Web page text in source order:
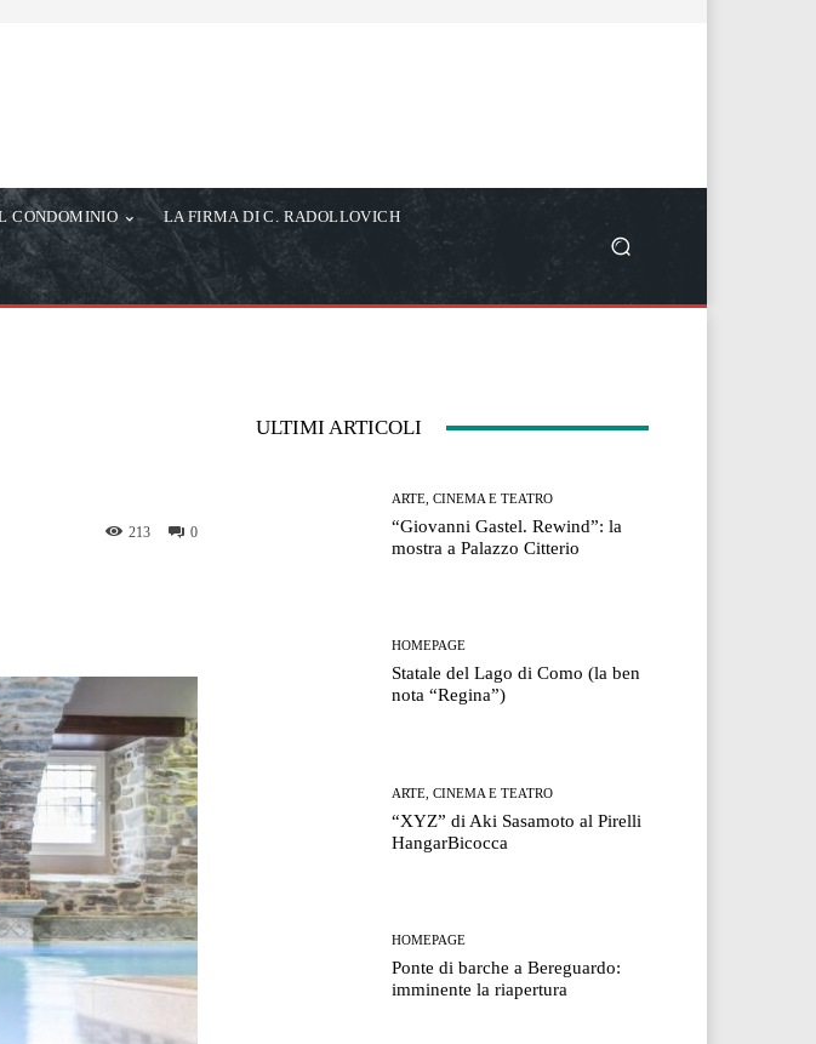
CONDOMINIO LA FIRMA DI C. RADOLLOVICH
0
213
ULTIMI ARTICOLI
ARTE, CINEMA E TEATRO
“Giovanni Gastel. Rewind”: la
mostra a Palazzo Citterio
HOMEPAGE
Statale del Lago di Como (la ben
nota “Regina”)
ARTE, CINEMA E TEATRO
“XYZ” di Aki Sasamoto al Pirelli
HangarBicocca
HOMEPAGE
Ponte di barche a Bereguardo:
imminente la riapertura